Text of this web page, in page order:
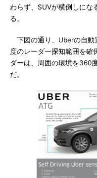
わらず、SUVが横倒しにな
る。
下図の通り、Uberの自動
度のレーダー探知範囲を確
ダーは、周囲の環境を360
だ。